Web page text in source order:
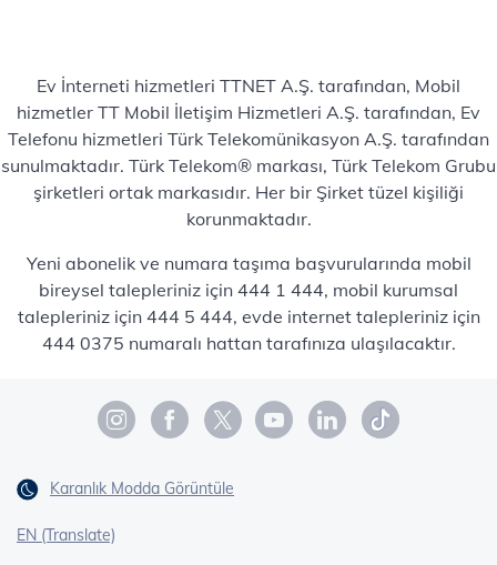
Ev İnterneti hizmetleri TTNET A.Ş. tarafından, Mobil
hizmetler TT Mobil İletişim Hizmetleri A.Ş. tarafından, Ev
Telefonu hizmetleri Türk Telekomünikasyon A.Ş. tarafından
sunulmaktadır. Türk Telekom® markası, Türk Telekom Grubu
şirketleri ortak markasıdır. Her bir Şirket tüzel kişiliği
korunmaktadır.
Yeni abonelik ve numara taşıma başvurularında mobil
bireysel talepleriniz için 444 1 444, mobil kurumsal
talepleriniz için 444 5 444, evde internet talepleriniz için
444 0375 numaralı hattan tarafınıza ulaşılacaktır.
Karanlık Modda Görüntüle
EN (Translate)